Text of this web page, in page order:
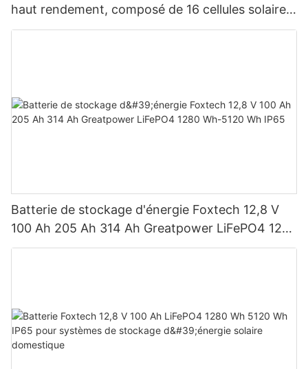
haut rendement, composé de 16 cellules solaires
BB, pour des puissances de 590 W, 620 W, 630
Batterie de stockage d'énergie Foxtech 12,8 V
100 Ah 205 Ah 314 Ah Greatpower LiFePO4 1280
Wh-5120 Wh IP65